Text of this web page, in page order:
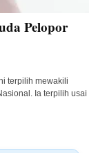
Pelopor
terpilih mewakili
Ia terpilih usai